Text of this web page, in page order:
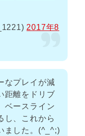
2017年8
なプレイが減
距離をドリブ
ベースライン
し、これから
ました。(^_^;)